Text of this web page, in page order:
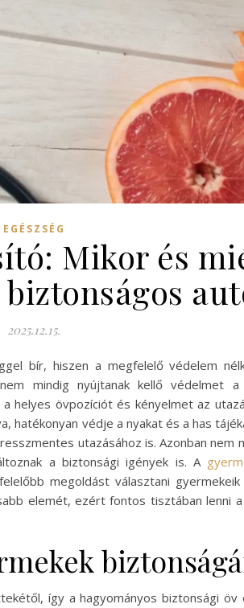
EGÉSZSÉG
Mikor és
2025.12.15.
bír, hiszen a megfelelő védelem
mindig nyújtanak kellő védelmet
helyes övpozíciót és kényelmet az
védje a nyakat és a has
utazásához is. Azonban nem
a biztonsági igények is. A
megoldást választani
elemét, ezért fontos tisztában lenni
így a hagyományos biztonsági öv